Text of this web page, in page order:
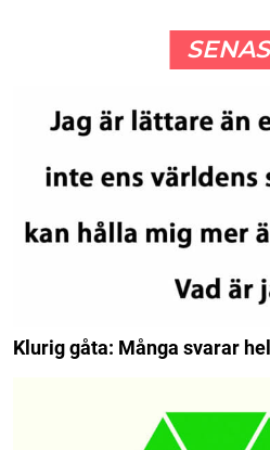
Klurig gåta: Många svarar